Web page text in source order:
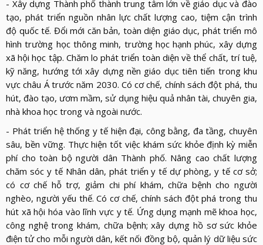
- Xây dựng Thành phố thành trung tâm lớn về giáo dục và đào
tạo, phát triển nguồn nhân lực chất lượng cao, tiệm cận trình
độ quốc tế. Đổi mới căn bản, toàn diện giáo dục, phát triển mô
hình trường học thông minh, trường học hạnh phúc, xây dựng
xã hội học tập. Chăm lo phát triển toàn diện về thể chất, trí tuệ,
kỹ năng, hướng tới xây dựng nền giáo dục tiên tiến trong khu
vực châu Á trước năm 2030. Có cơ chế, chính sách đột phá, thu
hút, đào tạo, ươm mầm, sử dụng hiệu quả nhân tài, chuyên gia,
nhà khoa học trong và ngoài nước.
- Phát triển hệ thống y tế hiện đại, công bằng, đa tầng, chuyên
sâu, bền vững. Thực hiện tốt việc khám sức khỏe định kỳ miễn
phí cho toàn bộ người dân Thành phố. Nâng cao chất lượng
chăm sóc y tế Nhân dân, phát triển y tế dự phòng, y tế cơ sở;
có cơ chế hỗ trợ, giảm chi phí khám, chữa bệnh cho người
nghèo, người yếu thế. Có cơ chế, chính sách đột phá trong thu
hút xã hội hóa vào lĩnh vực y tế. Ứng dụng mạnh mẽ khoa học,
công nghệ trong khám, chữa bệnh; xây dựng hồ sơ sức khỏe
điện tử cho mỗi người dân, kết nối đồng bộ, quản lý dữ liệu sức